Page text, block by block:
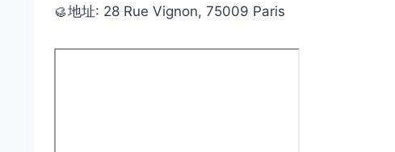
🥮地址: 28 Rue Vignon, 75009 Paris